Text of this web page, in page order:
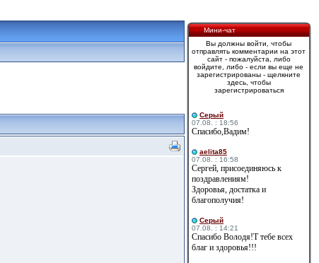
Мини-чат
Вы должны войти, чтобы
отправлять комментарии на этот
сайт - пожалуйста, либо
войдите, либо - если вы еще не
зарегистрированы - щелкните
здесь, чтобы
зарегистрироваться
Cерый
07.08. : 18:56
Спасибо,Вадим!
aelita85
07.08. : 16:58
Сергей, присоединяюсь к
поздравлениям!
Здоровья, достатка и
благополучия!
Cерый
07.08. : 14:21
Спасибо Володя!Т тебе всех
благ и здоровья!!!